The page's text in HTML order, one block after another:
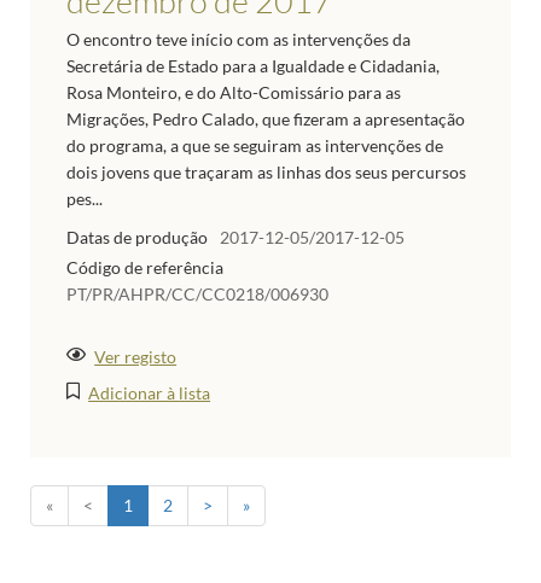
O encontro teve início com as intervenções da
Secretária de Estado para a Igualdade e Cidadania,
Rosa Monteiro, e do Alto-Comissário para as
Migrações, Pedro Calado, que fizeram a apresentação
do programa, a que se seguiram as intervenções de
dois jovens que traçaram as linhas dos seus percursos
pes...
Datas de produção
2017-12-05/2017-12-05
Código de referência
PT/PR/AHPR/CC/CC0218/006930
Ver registo
Adicionar à lista
« < 1 2 > »